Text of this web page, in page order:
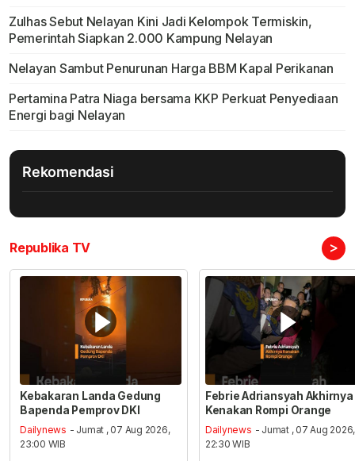
Zulhas Sebut Nelayan Kini Jadi Kelompok Termiskin,
Pemerintah Siapkan 2.000 Kampung Nelayan
Nelayan Sambut Penurunan Harga BBM Kapal Perikanan
Pertamina Patra Niaga bersama KKP Perkuat Penyediaan
Energi bagi Nelayan
Rekomendasi
Republika TV >
Kebakaran Landa Gedung
Bapenda Pemprov DKI
Dailynews - Jumat , 07 Aug 2026,
23:00 WIB
Febrie Adriansyah Akhirnya
Kenakan Rompi Orange
Dailynews - Jumat , 07 Aug 2026,
22:30 WIB